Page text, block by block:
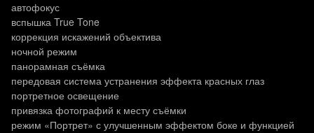
автофокус
вспышка True Tone
коррекция искажений объектива
ночной режим
панорамная съёмка
передовая система устранения эффекта красных глаз
портретное освещение
привязка фотографий к месту съёмки
режим «Портрет» с улучшенным эффектом боке и функцией